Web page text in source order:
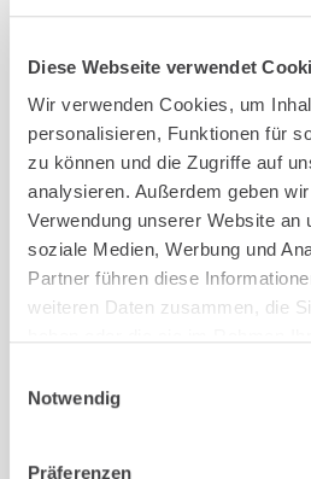
Diese Webseite verwendet
Wir verwenden Cookies, um
personalisieren, Funktionen für
zu können und die Zugriffe auf
analysieren. Außerdem geben
Verwendung unserer Website an
soziale Medien, Werbung und
Partner führen diese
weiteren Daten zusammen, die
Notwendig
Präferenzen
TERMIN BUCHEN
TERMIN BUCHEN